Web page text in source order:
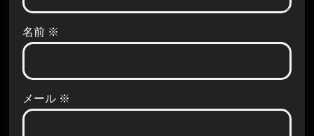
名前 ※
メール ※